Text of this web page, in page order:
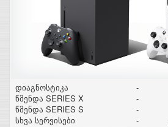
დიაგნოსტიკა -
წმენდა SERIES X
-
წმენდა SERIES S
-
სხვა სერვისები
-